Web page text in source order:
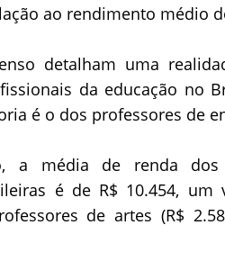
ao rendimento médio
detalham uma
da educação no
é o dos professores de
a média de renda
é de R$ 10.454,
de artes (R$